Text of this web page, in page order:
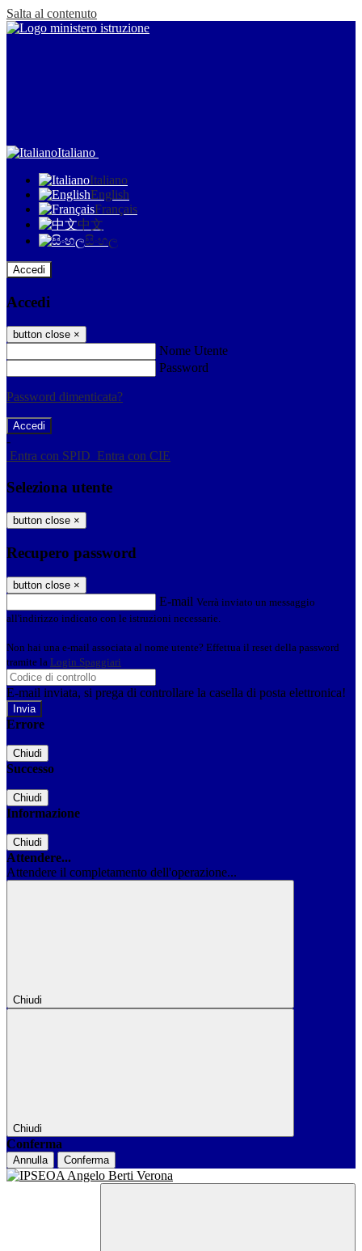
Salta al contenuto
Italiano
Italiano
English
Français
中文
සිංහල
Accedi
Accedi
button close ×
Nome Utente
Password
Password dimenticata?
-
Entra con SPID Entra con CIE
Seleziona utente
button close ×
Recupero password
button close ×
E-mail Verrà inviato un messaggio
all'indirizzo indicato con le istruzioni necessarie.
Non hai una e-mail associata al nome utente? Effettua il reset della password
tramite la Login Spaggiari
E-mail inviata, si prega di controllare la casella di posta elettronica!
Errore
Chiudi
Successo
Chiudi
Informazione
Chiudi
Attendere...
Attendere il completamento dell'operazione...
Chiudi
Chiudi
Conferma
Annulla Conferma